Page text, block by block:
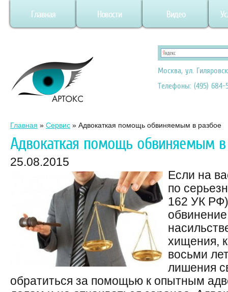
Главная Новости Видео
Москва, ул.
Телефоны: (495) 684-
Главная » Сервис » Адвокаткая помощь обвиняемым в разбое
Адвокаткая помощь обвиняемым в
25.08.2015
Если на
по
162 УК
хищения,
восьми
лишения
обратиться за помощью к опытным